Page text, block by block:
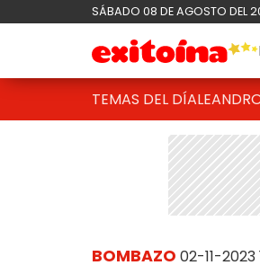
SÁBADO 08 DE AGOSTO DEL
TEMAS DEL DÍA
BOMBAZO 02-11-2023